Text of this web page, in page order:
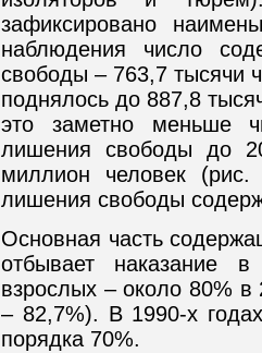
зафиксировано
наблюдения число
свободы – 763,7 тысячи
поднялось до 887,8
это заметно меньше
лишения свободы до
миллион человек
лишения свободы
Основная часть
отбывает наказание
взрослых – около 80%
– 82,7%). В 1990-х
порядка 70%.